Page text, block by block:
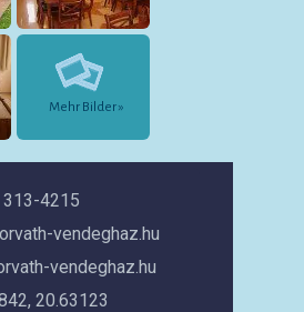
Mehr Bilder »
4215
vendeghaz.hu
vendeghaz.hu
20.63123